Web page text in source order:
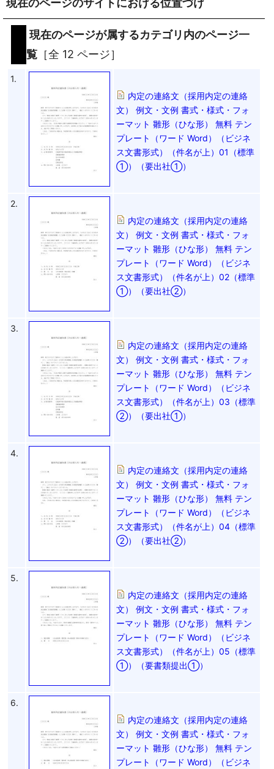
現在のページのサイトにおける位置づけ
現在のページが属するカテゴリ内のページ一
覧 ［全 12 ページ］
1.
内定の連絡文（採用内定の連絡
文） 例文・文例 書式・様式・フォ
ーマット 雛形（ひな形） 無料 テン
プレート（ワード Word）（ビジネ
ス文書形式）（件名が上）01（標準
①）（要出社①）
2.
内定の連絡文（採用内定の連絡
文） 例文・文例 書式・様式・フォ
ーマット 雛形（ひな形） 無料 テン
プレート（ワード Word）（ビジネ
ス文書形式）（件名が上）02（標準
①）（要出社②）
3.
内定の連絡文（採用内定の連絡
文） 例文・文例 書式・様式・フォ
ーマット 雛形（ひな形） 無料 テン
プレート（ワード Word）（ビジネ
ス文書形式）（件名が上）03（標準
②）（要出社①）
4.
内定の連絡文（採用内定の連絡
文） 例文・文例 書式・様式・フォ
ーマット 雛形（ひな形） 無料 テン
プレート（ワード Word）（ビジネ
ス文書形式）（件名が上）04（標準
②）（要出社②）
5.
内定の連絡文（採用内定の連絡
文） 例文・文例 書式・様式・フォ
ーマット 雛形（ひな形） 無料 テン
プレート（ワード Word）（ビジネ
ス文書形式）（件名が上）05（標準
①）（要書類提出①）
6.
内定の連絡文（採用内定の連絡
文） 例文・文例 書式・様式・フォ
ーマット 雛形（ひな形） 無料 テン
プレート（ワード Word）（ビジネ